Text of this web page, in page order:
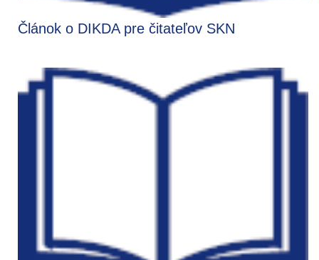
Článok o DIKDA pre čitateľov SKN